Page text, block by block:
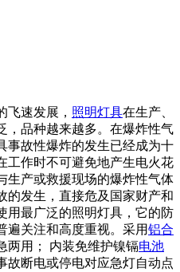
飞速发展， 照明灯具在生产、
，品种越来越多。在爆炸性气
事故性爆炸的发生已经成为十
工作时不可避免地产生电火花
生产或救援现场的爆炸性气体
的发生，直接危及国家财产和
用最广泛的照明灯具，它的防
遍关注和高度重视。采用铝合
两用； 内装免维护镍镉电池
故断电或停电对应急灯自动点